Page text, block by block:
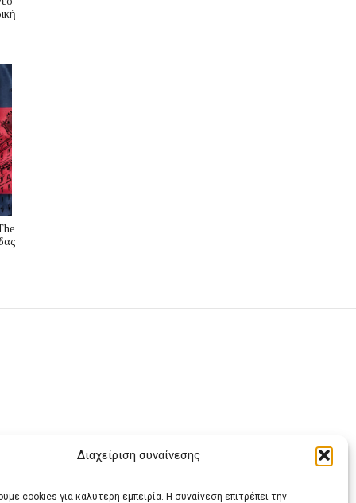
Διαχείριση συναίνεσης
cookies για καλύτερη εμπειρία. Η συναίνεση επιτρέπει την